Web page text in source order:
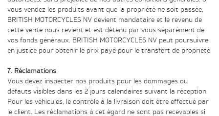
vous vendez les produits avant que la propriété ne soit passée,
BRITISH MOTORCYCLES NV devient mandataire et le revenu de
cette vente nous revient et est détenu par vous séparément de
vos fonds généraux. BRITISH MOTORCYCLES NV peut poursuivre
en justice pour obtenir le prix payé pour le transfert de propriété.
7. Réclamations
Vous devez inspecter nos produits pour les dommages ou
défauts visibles dans les 2 jours calendaires suivant la réception.
Pour les véhicules, le contrôle à la livraison doit être effectué par
le client. Les réclamations à cet égard ne sont pas recevables si